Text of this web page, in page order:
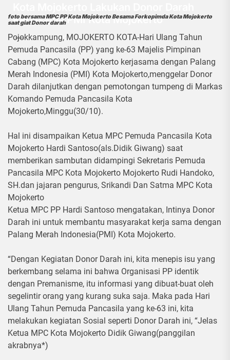
Kerjasama PMI Kota Mojokerto
30 Oktober 2022
foto bersama MPC PP Kota Mojokerto Besama Forkopimda Kota Mojokerto
saat giat Donor darah
Pojokkampung, MOJOKERTO KOTA-Hari Ulang Tahun
Pemuda Pancasila (PP) yang ke-63 Majelis Pimpinan
Cabang (MPC) Kota Mojokerto kerjasama dengan Palang
Merah Indonesia (PMI) Kota Mojokerto,menggelar Donor
Darah dilanjutkan dengan pemotongan tumpeng di Markas
Komando Pemuda Pancasila Kota
Mojokerto,Minggu(30/10).
Hal ini disampaikan Ketua MPC Pemuda Pancasila Kota
Mojokerto Hardi Santoso(als.Didik Giwang) saat
memberikan sambutan didampingi Sekretaris Pemuda
Pancasila MPC Kota Mojokerto Mojokerto Rudi Handoko,
SH.dan jajaran pengurus, Srikandi Dan Satma MPC Kota
Mojokerto
Ketua MPC PP Hardi Santoso mengatakan, Intinya Donor
Darah ini untuk membantu masyarakat kerja sama dengan
Palang Merah Indonesia(PMI) Kota Mojokerto.
“Dengan Kegiatan Donor Darah ini, kita menepis isu yang
berkembang selama ini bahwa Organisasi PP identik
dengan Premanisme, itu informasi yang dibuat-buat oleh
segelintir orang yang kurang suka saja. Maka pada Hari
Ulang Tahun Pemuda Pancasila yang ke-63 ini, kita
melakukan kegiatan Sosial seperti Donor Darah ini, “Jelas
Ketua MPC Kota Mojokerto Didik Giwang(panggilan
akrabnya*)